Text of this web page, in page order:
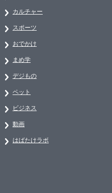
カルチャー
スポーツ
おでかけ
まめ学
デジもの
ペット
ビジネス
動画
はばたけラボ